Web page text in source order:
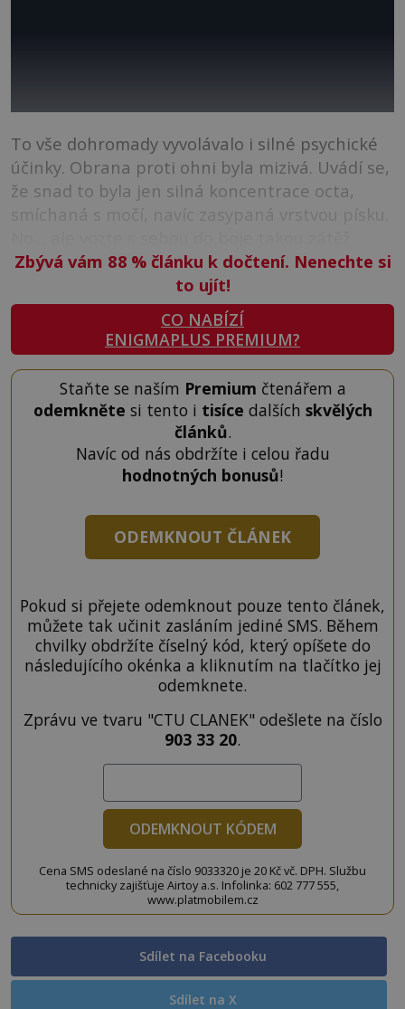
To vše dohromady vyvolávalo i silné psychické
účinky. Obrana proti ohni byla mizivá. Uvádí se,
že snad to byla jen silná koncentrace octa,
smíchaná s močí, navíc zasypaná vrstvou písku.
Zbývá vám 88 %článku k dočtení. Nenechte si
to ujít!
CO NABÍZÍ
ENIGMAPLUS PREMIUM?
Staňte se naším Premium čtenářem a
odemkněte si tento i tisíce dalších skvělých
článků.
Navíc od nás obdržíte i celou řadu
hodnotných bonusů!
ODEMKNOUT ČLÁNEK
Pokud si přejete odemknout pouze tento článek,
můžete tak učinit zasláním jediné SMS. Během
chvilky obdržíte číselný kód, který opíšete do
následujícího okénka a kliknutím na tlačítko jej
odemknete.
Zprávu ve tvaru "CTU CLANEK" odešlete na číslo
903 33 20.
ODEMKNOUT KÓDEM
Cena SMS odeslané na číslo 9033320 je 20 Kč vč. DPH. Službu
technicky zajišťuje Airtoy a.s. Infolinka: 602 777 555,
www.platmobilem.cz
Sdílet na Facebooku
Sdílet na X